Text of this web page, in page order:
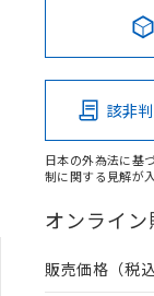
該非
日本の外為法に基
制に関する見解が
オンライン
販売価格（税込